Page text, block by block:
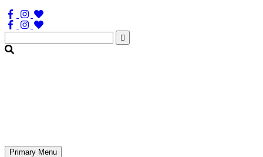
Søg
efter:
Primary Menu